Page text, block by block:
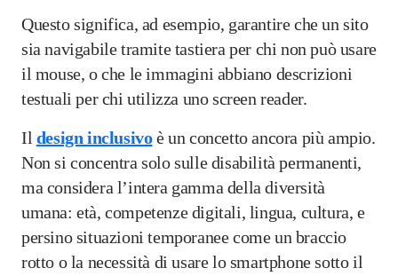
Questo significa, ad esempio, garantire che un sito
sia navigabile tramite tastiera per chi non può usare
il mouse, o che le immagini abbiano descrizioni
testuali per chi utilizza uno screen reader.
Il design inclusivoè un concetto ancora più ampio.
Non si concentra solo sulle disabilità permanenti,
ma considera l’intera gamma della diversità
umana: età, competenze digitali, lingua, cultura, e
persino situazioni temporanee come un braccio
rotto o la necessità di usare lo smartphone sotto il